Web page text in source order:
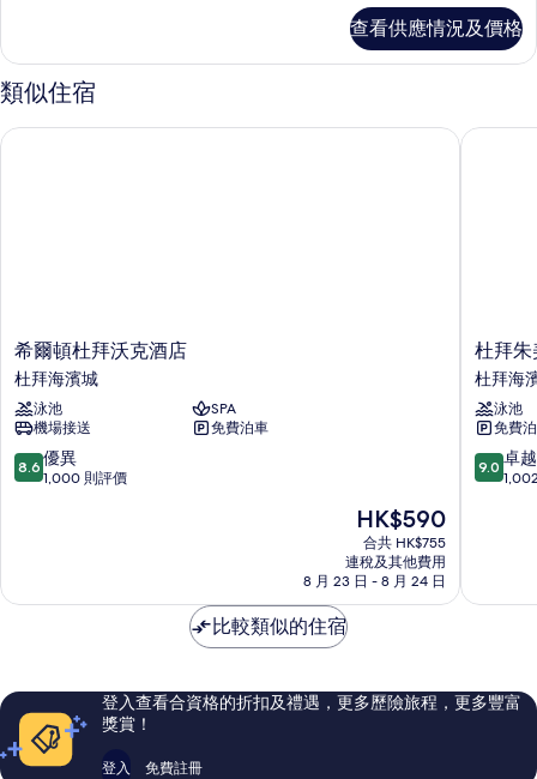
海
景
(Interconnecting)
的
露
台,
海
(Interconnecting)
查看供應情況及價格
類似住宿
希
爾
頓
杜
拜
沃
克
濱
希爾頓杜拜沃克酒店
杜拜海濱城
泳池
SPA
機場接送
免費泊車
8.6
分
優
評
價
篇
評
8.6 優異
1,000 則評價
現
售
HK$590
HK$590
合共 HK$755
連稅及其他費用
8 月 23 日 - 8 月 24 日
希爾頓杜拜沃克酒店
杜
拜
朱
美
拉
海
灘
納
拜
海
杜拜朱
杜拜海
泳池
免費
9.0
分
卓
評
價
9.0 卓越
杜拜朱
比較類似的住宿
登入查看合資格的折扣及禮遇，更多歷險旅程，更多豐富
獎賞！
登入 免費註冊